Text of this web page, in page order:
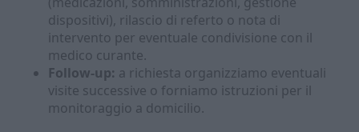
dispositivi), rilascio di referto o nota di
intervento per eventuale condivisione con il
medico curante.
Follow-up: a richiesta organizziamo eventuali
visite successive o forniamo istruzioni per il
monitoraggio a domicilio.